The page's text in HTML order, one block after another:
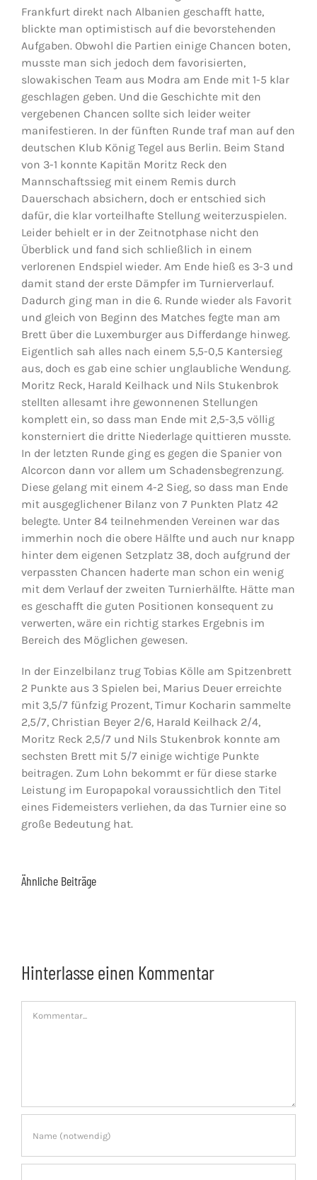
Frankfurt direkt nach Albanien geschafft hatte,
blickte man optimistisch auf die bevorstehenden
Aufgaben. Obwohl die Partien einige Chancen boten,
musste man sich jedoch dem favorisierten,
slowakischen Team aus Modra am Ende mit 1-5 klar
geschlagen geben. Und die Geschichte mit den
vergebenen Chancen sollte sich leider weiter
manifestieren. In der fünften Runde traf man auf den
deutschen Klub König Tegel aus Berlin. Beim Stand
von 3-1 konnte Kapitän Moritz Reck den
Mannschaftssieg mit einem Remis durch
Dauerschach absichern, doch er entschied sich
dafür, die klar vorteilhafte Stellung weiterzuspielen.
Leider behielt er in der Zeitnotphase nicht den
Überblick und fand sich schließlich in einem
verlorenen Endspiel wieder. Am Ende hieß es 3-3 und
damit stand der erste Dämpfer im Turnierverlauf.
Dadurch ging man in die 6. Runde wieder als Favorit
und gleich von Beginn des Matches fegte man am
Brett über die Luxemburger aus Differdange hinweg.
Eigentlich sah alles nach einem 5,5-0,5 Kantersieg
aus, doch es gab eine schier unglaubliche Wendung.
Moritz Reck, Harald Keilhack und Nils Stukenbrok
stellten allesamt ihre gewonnenen Stellungen
komplett ein, so dass man Ende mit 2,5-3,5 völlig
konsterniert die dritte Niederlage quittieren musste.
In der letzten Runde ging es gegen die Spanier von
Alcorcon dann vor allem um Schadensbegrenzung.
Diese gelang mit einem 4-2 Sieg, so dass man Ende
mit ausgeglichener Bilanz von 7 Punkten Platz 42
belegte. Unter 84 teilnehmenden Vereinen war das
immerhin noch die obere Hälfte und auch nur knapp
hinter dem eigenen Setzplatz 38, doch aufgrund der
verpassten Chancen haderte man schon ein wenig
mit dem Verlauf der zweiten Turnierhälfte. Hätte man
es geschafft die guten Positionen konsequent zu
verwerten, wäre ein richtig starkes Ergebnis im
Bereich des Möglichen gewesen.
In der Einzelbilanz trug Tobias Kölle am Spitzenbrett
2 Punkte aus 3 Spielen bei, Marius Deuer erreichte
mit 3,5/7 fünfzig Prozent, Timur Kocharin sammelte
2,5/7, Christian Beyer 2/6, Harald Keilhack 2/4,
Moritz Reck 2,5/7 und Nils Stukenbrok konnte am
sechsten Brett mit 5/7 einige wichtige Punkte
beitragen. Zum Lohn bekommt er für diese starke
Leistung im Europapokal voraussichtlich den Titel
eines Fidemeisters verliehen, da das Turnier eine so
große Bedeutung hat.
Ähnliche Beiträge
Hinterlasse einen Kommentar